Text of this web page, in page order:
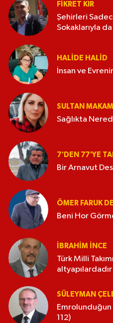
FIKRET KIR
Şehirleri
Sokaklarıyla
HALIDE HALID
İnsan ve
SULTAN
Sağlıkta
7'DEN 77'YE
Bir Arnavut
ÖMER FARUK
Beni Hor
İBRAHIM İNCE
Türk Milli
altyapılardadır
SÜLEYMAN
112)